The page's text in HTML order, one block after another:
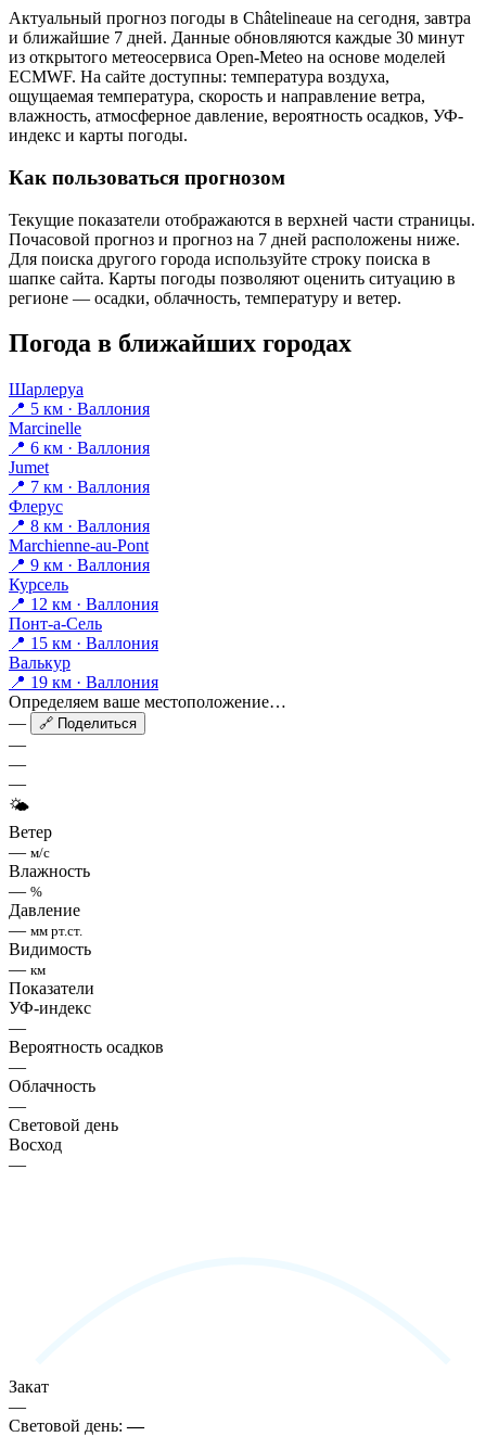
Актуальный прогноз погоды в Châtelineauе на сегодня, завтра
и ближайшие 7 дней. Данные обновляются каждые 30 минут
из открытого метеосервиса Open-Meteo на основе моделей
ECMWF. На сайте доступны: температура воздуха,
ощущаемая температура, скорость и направление ветра,
влажность, атмосферное давление, вероятность осадков, УФ-
индекс и карты погоды.
Как пользоваться прогнозом
Текущие показатели отображаются в верхней части страницы.
Почасовой прогноз и прогноз на 7 дней расположены ниже.
Для поиска другого города используйте строку поиска в
шапке сайта. Карты погоды позволяют оценить ситуацию в
регионе — осадки, облачность, температуру и ветер.
Погода в ближайших городах
Шарлеруа
📍 5 км · Валлония
Marcinelle
📍 6 км · Валлония
Jumet
📍 7 км · Валлония
Флерус
📍 8 км · Валлония
Marchienne-au-Pont
📍 9 км · Валлония
Курсель
📍 12 км · Валлония
Понт-а-Сель
📍 15 км · Валлония
Валькур
📍 19 км · Валлония
Определяем ваше местоположение…
—
🔗 Поделиться
—
—
—
🌤
Ветер
— м/с
Влажность
— %
Давление
— мм рт.ст.
Видимость
— км
Показатели
УФ-индекс
—
Вероятность осадков
—
Облачность
—
Световой день
Восход
—
Закат
—
Световой день:—